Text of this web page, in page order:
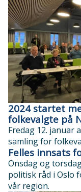
2024 startet
folkevalgte på
Fredag 12. januar
samling for
Felles innsats
Onsdag og
politisk råd i Oslo
vår region.